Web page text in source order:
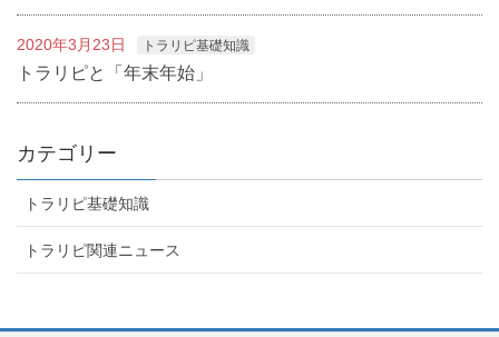
2020年3月23日 トラリピ基礎知識
トラリピと「年末年始」
カテゴリー
トラリピ基礎知識
トラリピ関連ニュース